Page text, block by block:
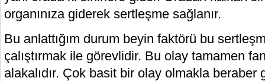
organınıza giderek sertleşme sağlanır.
Bu anlattığım durum beyin faktörü bu
çalıştırmak ile görevlidir. Bu olay tamamen
alakalıdır. Çok basit bir olay olmakla beraber